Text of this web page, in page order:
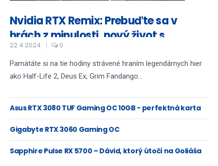
Nvidia RTX Remix: Prebuďte sa v
hrách z minulosti, nový život s
ohromujúcou grafikou
22.4.2024 0
Pamätáte si na tie hodiny strávené hraním legendárnych hier
ako Half-Life 2, Deus Ex, Grim Fandango...
Asus RTX 3080 TUF Gaming OC 10GB - perfektná karta
na 4K hranie
Gigabyte RTX 3060 Gaming OC
Sapphire Pulse RX 5700 – Dávid, ktorý útočí na Goliáša